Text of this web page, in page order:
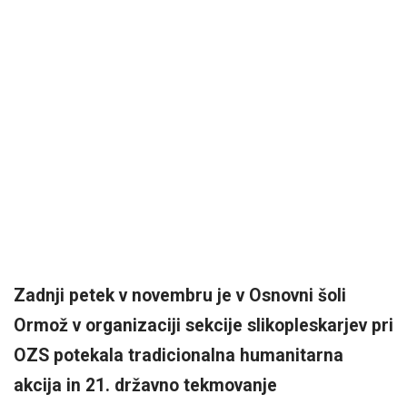
Zadnji petek v novembru je v Osnovni šoli
Ormož v organizaciji sekcije slikopleskarjev pri
OZS potekala tradicionalna humanitarna
akcija in 21. državno tekmovanje